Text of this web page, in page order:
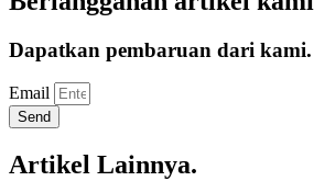
Dapatkan pembaruan dari kami.
Email
Send
Artikel Lainnya.